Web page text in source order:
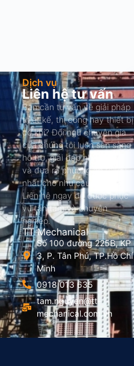
Dịch vụ
Liên hệ tư vấn
Bạn cần tư vấn về giải pháp
thiết kế, thi công hay thiết bị
cơ khí? Đội ngũ chuyên gia
của chúng tôi luôn sẵn sàng
hỗ trợ, giải đáp nhanh chóng
và đưa ra phương án tối ưu
nhất cho nhu cầu của bạn.
Liên hệ ngay để được phục
vụ tận tâm và chuyên
nghiệp.
TT Mechanical
Số 100 đường 225B, KP
3, P. Tân Phú, TP.Hồ Chí
Minh
0918 013 635
tam.nguyen@tt-
mechanical.com.vn